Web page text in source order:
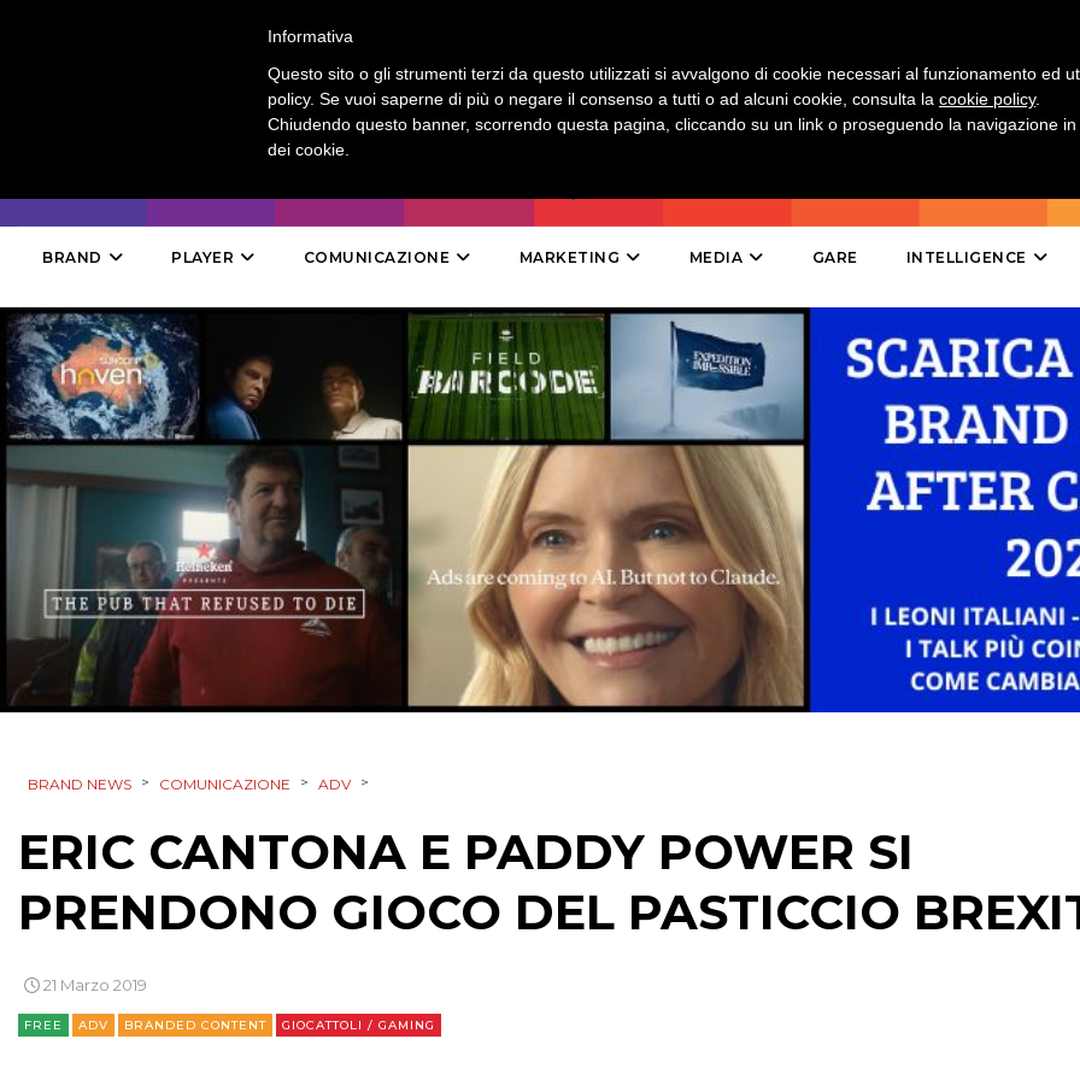
CINEMA
RADIO / AUDIO
TV
DATI
RICERCHE
PREVISIONI/SCENARI
CASE HISTORY
OPINIONI
BRAND PLAYER COMUNICAZIONE MARKETING MEDIA GARE INTELLIGENCE
BRAND NEWS > COMUNICAZIONE > ADV >
ERIC CANTONA E PADDY POWER SI
PRENDONO GIOCO DEL PASTICCIO
21 Marzo 2019
FREE ADV BRANDED CONTENT GIOCATTOLI / GAMING
Informativa
Questo sito o gli strumenti terzi da questo utilizzati si avvalgono di cookie necessari al funzionamento ed
policy. Se vuoi saperne di più o negare il consenso a tutti o ad alcuni cookie, consulta la cookie policy.
Chiudendo questo banner, scorrendo questa pagina, cliccando su un link o proseguendo la navigazione
dei cookie.